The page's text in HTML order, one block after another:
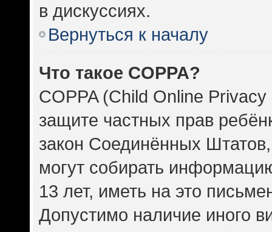
в дискуссиях.
Вернуться к началу
Что такое COPPA?
COPPA (Child Online
защите частных прав
закон Соединённых
могут собирать
13 лет, иметь на это
Допустимо наличие иного